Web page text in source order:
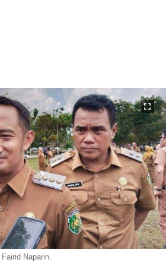
Naparin.